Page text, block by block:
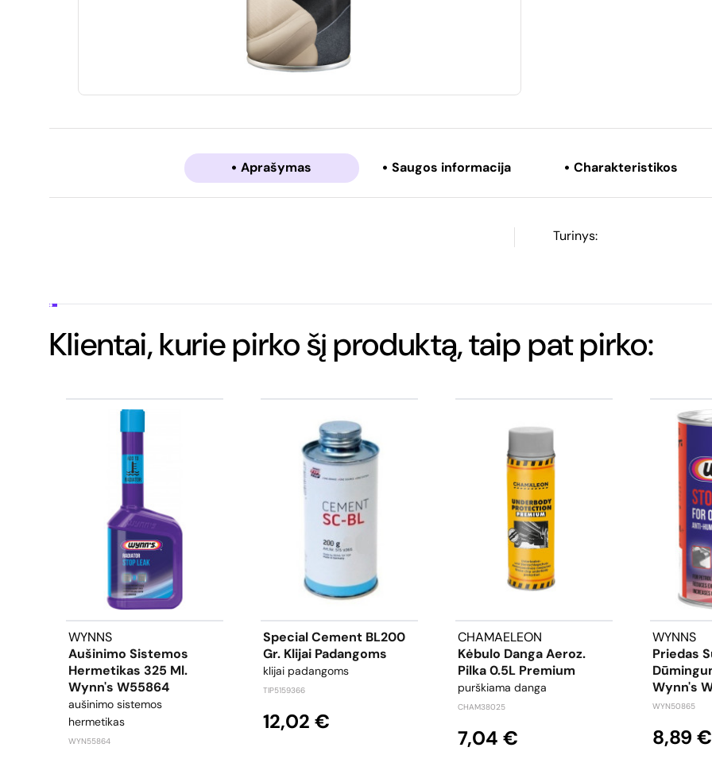
Aprašymas Saugos informacija Charakteristikos
Turinys:
Klientai, kurie pirko šį produktą, taip pat pirko:
WYNNS
Aušinimo Sistemos
Hermetikas 325 Ml.
Wynn's W55864
aušinimo sistemos
hermetikas
WYN55864
Special Cement BL200
Gr. Klijai Padangoms
klijai padangoms
TIP5159366
12,02 €
CHAMAELEON
Kėbulo Danga Aeroz.
Pilka 0.5L Premium
purškiama danga
CHAM38025
7,04 €
WYNNS
Priedas
Wynn's
WYN50865
8,89 €